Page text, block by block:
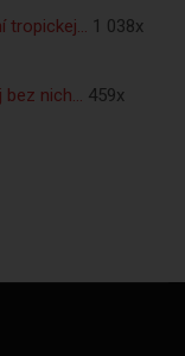
tropickej… 1 038x
bez nich… 459x